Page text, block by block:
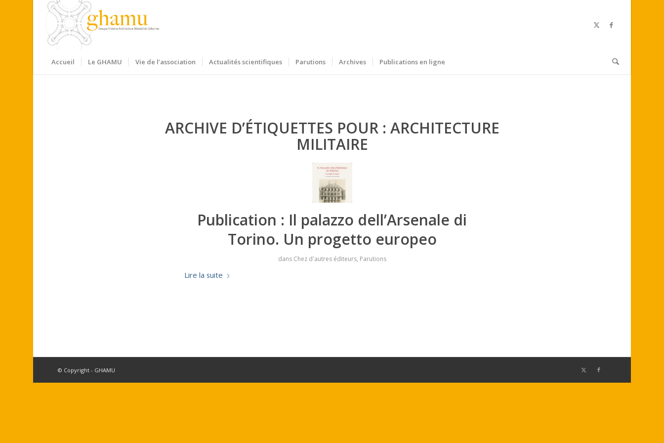
Accueil Le GHAMU Vie de l’association Actualités scientifiques Parutions Archives Publications en ligne
ARCHIVE D’ÉTIQUETTES POUR : ARCHITECTURE
MILITAIRE
Publication : Il palazzo dell’Arsenale di
Torino. Un progetto europeo
dans Chez d'autres éditeurs, Parutions
Lire la suite
© Copyright - GHAMU